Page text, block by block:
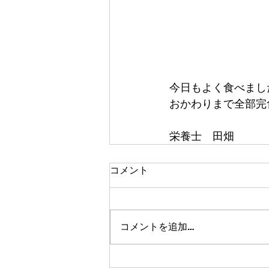
今日もよく食べま
おかわりまで全部
栄養士　田畑
コメント
コメントを追加…